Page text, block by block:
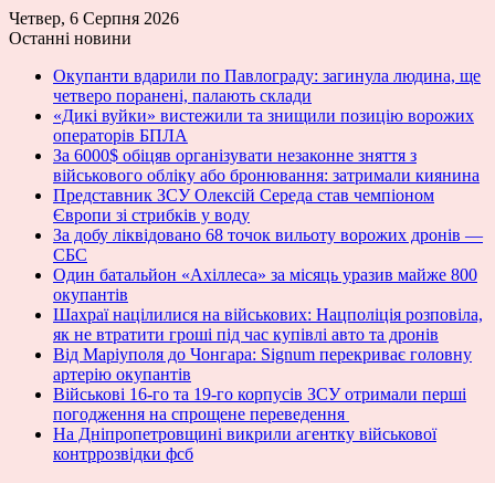
Четвер, 6 Серпня 2026
Останні новини
Окупанти вдарили по Павлограду: загинула людина, ще
четверо поранені, палають склади
«Дикі вуйки» вистежили та знищили позицію ворожих
операторів БПЛА
За 6000$ обіцяв організувати незаконне зняття з
військового обліку або бронювання: затримали киянина
Представник ЗСУ Олексій Середа став чемпіоном
Європи зі стрибків у воду
За добу ліквідовано 68 точок вильоту ворожих дронів —
СБС
Один батальйон «Ахіллеса» за місяць уразив майже 800
окупантів
Шахраї націлилися на військових: Нацполіція розповіла,
як не втратити гроші під час купівлі авто та дронів
Від Маріуполя до Чонгара: Signum перекриває головну
артерію окупантів
Військові 16-го та 19-го корпусів ЗСУ отримали перші
погодження на спрощене переведення
На Дніпропетровщині викрили агентку військової
контррозвідки фсб